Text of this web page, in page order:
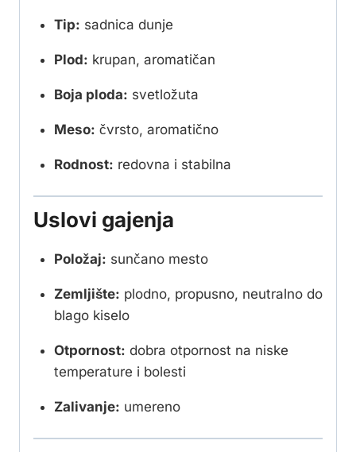
Tip: sadnica dunje
Plod: krupan, aromatičan
Boja ploda: svetložuta
Meso: čvrsto, aromatično
Rodnost: redovna i stabilna
Uslovi gajenja
Položaj: sunčano mesto
Zemljište: plodno, propusno, neutralno do
blago kiselo
Otpornost: dobra otpornost na niske
temperature i bolesti
Zalivanje: umereno